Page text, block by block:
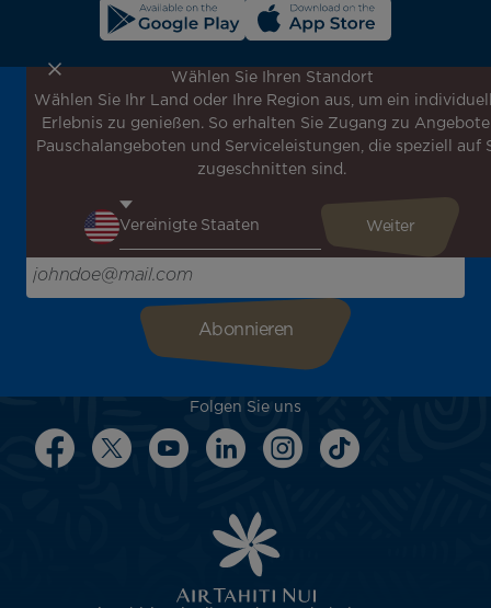
Melden Sie sich für unseren Newsletter an, um die
neuesten Nachrichten zu erhalten!
Erhalten Sie unsere verschiedenen Sonderangebote und
Aktionen vor allen anderen, entdecken Sie unsere
inspirieren!
Bitte geben Sie hier Ihre E-Mail-Adresse ein
Folgen Sie uns
Wählen Sie Ihren Standort
Wählen Sie Ihr Land oder Ihre Region aus, um ein
Erlebnis zu genießen. So erhalten Sie Zugang zu
Pauschalangeboten und Serviceleistungen, die speziell auf
zugeschnitten sind.